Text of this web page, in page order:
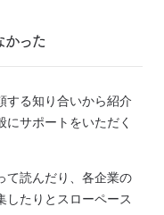
った
する知り合いから紹介
サポートをいただく
て読んだり、各企業の
したりとスローペース